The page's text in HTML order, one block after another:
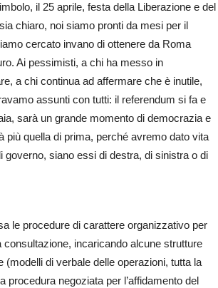
il 25 aprile, festa della Liberazione e del
chiaro, noi siamo pronti da mesi per il
cercato invano di ottenere da Roma
Ai pessimisti, a chi ha messo in
a chi continua ad affermare che è inutile,
assunti con tutti: il referendum si fa e
sarà un grande momento di democrazia e
più quella di prima, perché avremo dato vita
governo, siano essi di destra, di sinistra o di
le procedure di carattere organizzativo per
consultazione, incaricando alcune strutture
di verbale delle operazioni, tutta la
negoziata per l’affidamento del